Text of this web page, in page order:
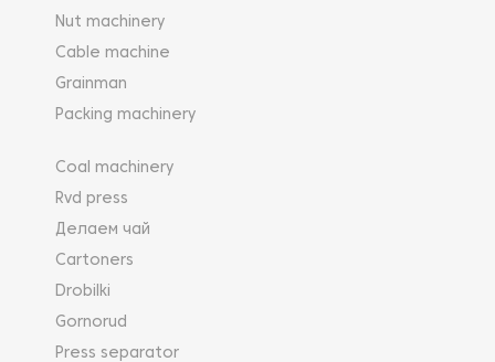
Nut machinery
Cable machine
Grainman
Packing machinery
Coal machinery
Rvd press
Делаем чай
Cartoners
Drobilki
Gornorud
Press separator